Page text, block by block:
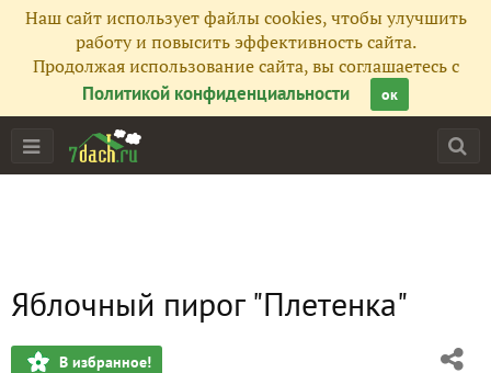
Наш сайт использует файлы cookies, чтобы улучшить
работу и повысить эффективность сайта.
Продолжая использование сайта, вы соглашаетесь с
Политикой конфиденциальности
ок
Яблочный пирог "Плетенка"
В избранное!